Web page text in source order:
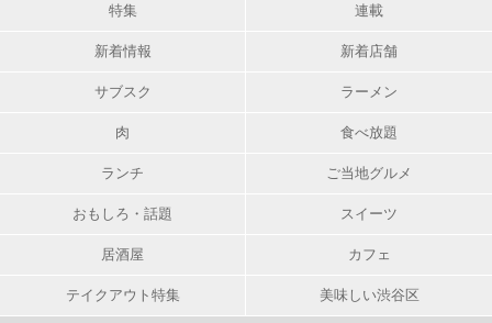
特集 連載
新着情報 新着店舗
サブスク ラーメン
肉 食べ放題
ランチ ご当地グルメ
おもしろ・話題 スイーツ
居酒屋 カフェ
テイクアウト特集 美味しい渋谷区